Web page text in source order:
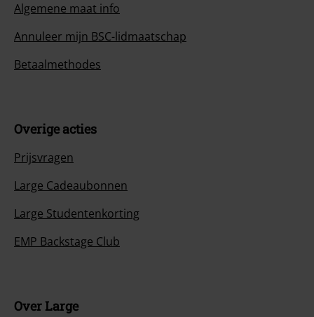
Algemene maat info
Annuleer mijn BSC-lidmaatschap
Betaalmethodes
Overige acties
Prijsvragen
Large Cadeaubonnen
Large Studentenkorting
EMP Backstage Club
Over Large